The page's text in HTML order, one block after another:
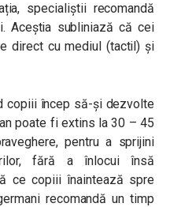
specialiștii recomandă
Aceștia subliniază că cei
direct cu mediul (tactil) și
copiii încep să-și dezvolte
poate fi extins la 30 – 45
pentru a sprijini
fără a înlocui însă
ce copiii înaintează spre
recomandă un timp